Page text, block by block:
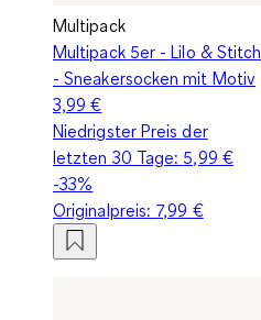
Multipack
Multipack 5er - Lilo & Stitch
- Sneakersocken mit Motiv
3,99 €
Niedrigster Preis der
letzten 30 Tage: 5,99 €
-33%
Originalpreis: 7,99 €